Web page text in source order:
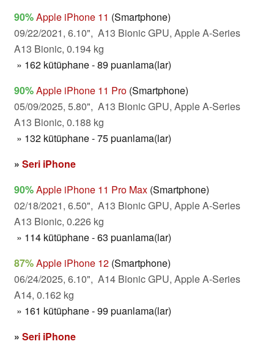
90%Apple iPhone 11 (Smartphone)
09/22/2021, 6.10", A13 Bionic GPU, Apple A-Series
A13 Bionic, 0.194 kg
» 162 kütüphane - 89 puanlama(lar)
90%Apple iPhone 11 Pro (Smartphone)
05/09/2025, 5.80", A13 Bionic GPU, Apple A-Series
A13 Bionic, 0.188 kg
» 132 kütüphane - 75 puanlama(lar)
» Seri iPhone
90%Apple iPhone 11 Pro Max (Smartphone)
02/18/2021, 6.50", A13 Bionic GPU, Apple A-Series
A13 Bionic, 0.226 kg
» 114 kütüphane - 63 puanlama(lar)
87%Apple iPhone 12 (Smartphone)
06/24/2025, 6.10", A14 Bionic GPU, Apple A-Series
A14, 0.162 kg
» 161 kütüphane - 99 puanlama(lar)
» Seri iPhone